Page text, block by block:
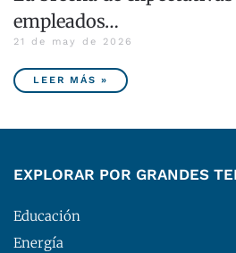
empleados…
21 de may de 2026
LEER MÁS »
EXPLORAR POR GRANDES
Educación
Energía